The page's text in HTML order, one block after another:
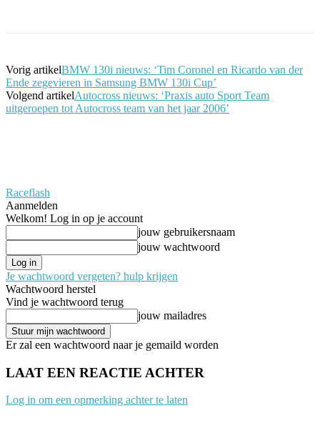
Vorig artikelBMW 130i nieuws: ‘Tim Coronel en Ricardo van der
Ende zegevieren in Samsung BMW 130i Cup’
Volgend artikelAutocross nieuws: ‘Praxis auto Sport Team
uitgeroepen tot Autocross team van het jaar 2006’
Raceflash
Aanmelden
Welkom! Log in op je account
jouw gebruikersnaam
jouw wachtwoord
Je wachtwoord vergeten? hulp krijgen
Wachtwoord herstel
Vind je wachtwoord terug
jouw mailadres
Er zal een wachtwoord naar je gemaild worden
LAAT EEN REACTIE ACHTER
Log in om een opmerking achter te laten